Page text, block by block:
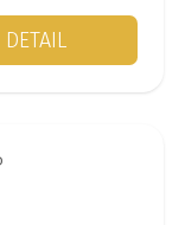
DETAIL